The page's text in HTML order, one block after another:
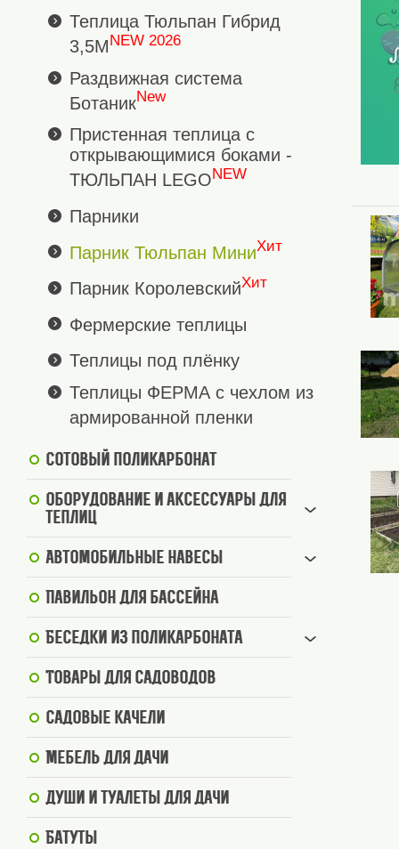
Теплица Тюльпан Гибрид
3,5МNEW 2026
Раздвижная система
БотаникNew
Пристенная теплица с
открывающимися боками -
ТЮЛЬПАН LEGONEW
Парники
Парник Тюльпан МиниХит
Парник КоролевскийХит
Фермерские теплицы
Теплицы под плёнку
Теплицы ФЕРМА с чехлом из
армированной пленки
Сотовый поликарбонат
Оборудование и аксессуары для
теплиц
Автомобильные навесы
Павильон для бассейна
Беседки из поликарбоната
Товары для садоводов
Садовые качели
Мебель для дачи
Души и туалеты для дачи
Батуты